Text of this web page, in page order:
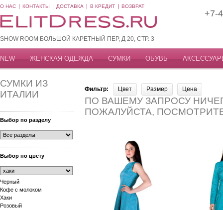
О НАС КОНТАКТЫ ДОСТАВКА В КРЕДИТ ВОЗВРАТ
SHOW ROOM БОЛЬШОЙ КАРЕТНЫЙ ПЕР, Д 20, СТР. 3
+7-
NEW ЖЕНСКАЯ ОДЕЖДА СУМКИ ОБУВЬ
СУМКИ ИЗ
ИТАЛИИ
Выбор по разделу
Выбор по цвету
Черный
Кофе с молоком
Хаки
Розовый
Фильтр: Цвет Размер Цена
ПО ВАШЕМУ ЗАПРОСУ
ПОЖАЛУЙСТА,